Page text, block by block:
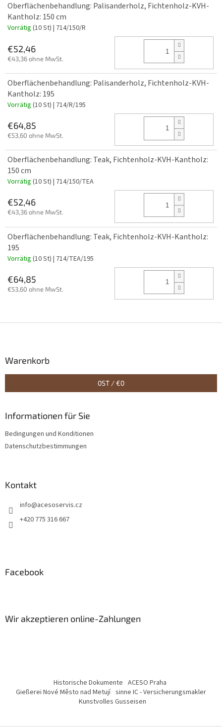
Oberflächenbehandlung: Palisanderholz, Fichtenholz-KVH-
Kantholz: 150 cm
Vorrätig (10 St) | 714/150/R
€52,46
€43,36 ohne MwSt.
Oberflächenbehandlung: Palisanderholz, Fichtenholz-KVH-
Kantholz: 195
Vorrätig (10 St) | 714/R/195
€64,85
€53,60 ohne MwSt.
Oberflächenbehandlung: Teak, Fichtenholz-KVH-Kantholz:
150 cm
Vorrätig (10 St) | 714/150/TEA
€52,46
€43,36 ohne MwSt.
Oberflächenbehandlung: Teak, Fichtenholz-KVH-Kantholz:
195
Vorrätig (10 St) | 714/TEA/195
€64,85
€53,60 ohne MwSt.
Warenkorb
0ST /€0
Informationen für Sie
Bedingungen und Konditionen
Datenschutzbestimmungen
Kontakt
info@acesoservis.cz
+420 775 316 667
Facebook
Wir akzeptieren online-Zahlungen
Historische Dokumente ACESO Praha
Gießerei Nové Město nad Metují sinne IC - Versicherungsmakler
Kunstvolles Gusseisen